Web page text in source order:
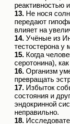
реактивностью
13. Не нося
передают
влияет на
14. Учёные из
тестостерона у
15. Когда
серотонина),
16. Организм
превращать
17. Избыток
состояния и
эндокринной
неправильно.
18.